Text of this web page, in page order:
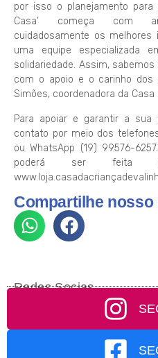
por isso o planejamento para
Casa’ começa com
cuidadosamente os
uma equipe especializada
solidariedade. Assim,
com o apoio e o carinho dos
Simões, coordenadora da Casa
Para apoiar e garantir a sua
contato por meio dos
ou WhatsApp (19) 99576-
poderá ser feita
Compartilhe
Redes Socias